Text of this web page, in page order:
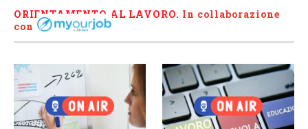
ORIENTAMENTO AL LAVORO. In collaborazione
con